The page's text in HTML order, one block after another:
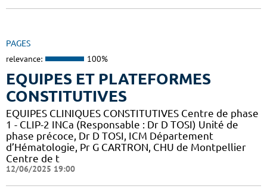
PAGES
relevance: 100%
EQUIPES ET PLATEFORMES
CONSTITUTIVES
EQUIPES CLINIQUES CONSTITUTIVES Centre de phase
1 - CLIP-2 INCa (Responsable : Dr D TOSI) Unité de
phase précoce, Dr D TOSI, ICM Département
d’Hématologie, Pr G CARTRON, CHU de Montpellier
Centre de t
12/06/2025 19:00